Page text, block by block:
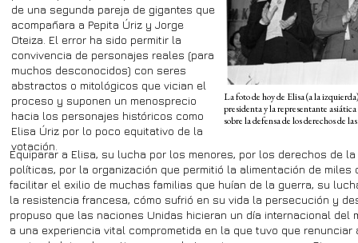
de una segunda pareja de gigantes que
acompañara a Pepita Úriz y Jorge
Oteiza. El error ha sido permitir la
convivencia de personajes reales (para
muchos desconocidos) con seres
abstractos o mitológicos que vician el
proceso y suponen un menosprecio
hacia los personajes históricos como
Elisa Úriz por lo poco equitativo de la
votación.
La foto de hoy de Elisa (a la
presidenta y la representante
sobre la defensa de los derechos de
Equiparar a Elisa, su lucha por los menores, por los derechos de
políticas, por la organización que permitió la alimentación de miles
facilitar el exilio de muchas familias que huían de la guerra, su
la resistencia francesa, cómo sufrió en su vida la persecución y
propuso que las naciones Unidas hicieran un día internacional del
a una experiencia vital comprometida en la que tuvo que renunciar